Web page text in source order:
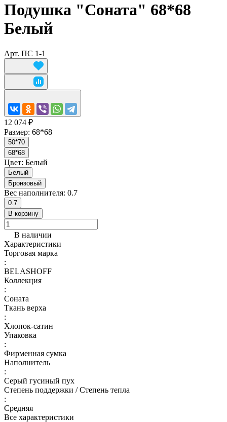
Подушка "Соната" 68*68
Белый
Арт. ПС 1-1
12 074 ₽
Размер: 68*68
50*70
68*68
Цвет: Белый
Белый
Бронзовый
Вес наполнителя: 0.7
0.7
В корзину
В наличии
Характеристики
Торговая марка
:
BELASHOFF
Коллекция
:
Соната
Ткань верха
:
Хлопок-сатин
Упаковка
:
Фирменная сумка
Наполнитель
:
Серый гусиный пух
Степень поддержки / Степень тепла
:
Средняя
Все характеристики